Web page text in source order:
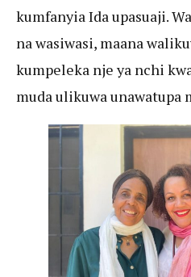
kumfanyia Ida upasuaji.
na wasiwasi, maana
kumpeleka nje ya nchi
muda ulikuwa unawatupa